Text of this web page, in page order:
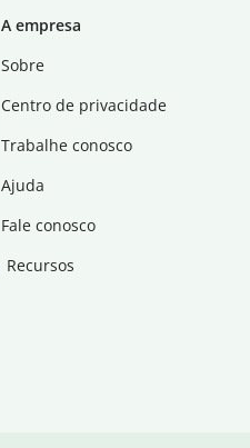
A empresa
Sobre
Centro de privacidade
Trabalhe conosco
Ajuda
Fale conosco
Recursos